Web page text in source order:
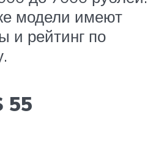
модели имеют
и рейтинг по
55